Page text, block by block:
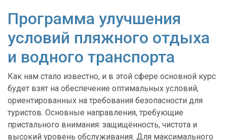
Программа улучшения
условий пляжного отдыха
и водного транспорта
Как нам стало известно, и в этой сфере основной курс
будет взят на обеспечение оптимальных условий,
ориентированных на требования безопасности для
туристов. Основные направления, требующие
пристального внимания: защищённость, чистота и
высокий уровень обслуживания. Для максимального